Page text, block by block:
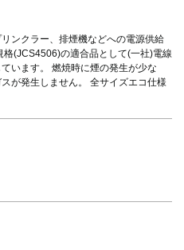
ンクラー、排煙機などへの電源供給
(JCS4506)の適合品として(一社)電線
います。 燃焼時に煙の発生が少な
が発生しません。 全サイズエコ仕様